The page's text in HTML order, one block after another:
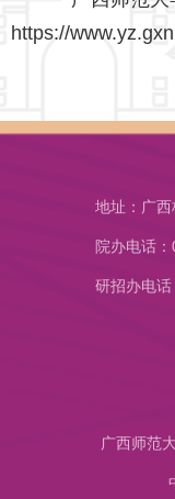
https://
地址：广
院办电话
研招办电
广西师范